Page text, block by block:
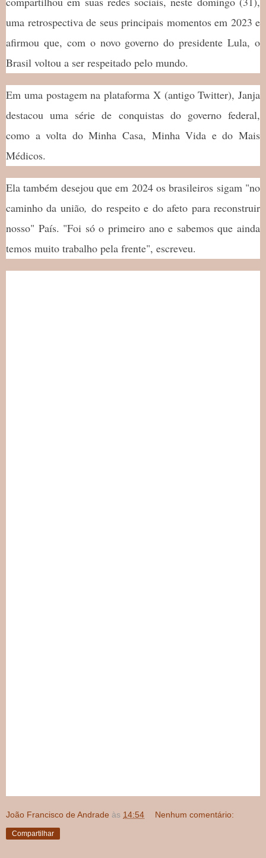
uma retrospectiva de seus principais momentos em 2023 e
afirmou que, com o novo governo do presidente Lula, o
Brasil voltou a ser respeitado pelo mundo.
Em uma postagem na plataforma X (antigo Twitter), Janja
destacou uma série de conquistas do governo federal,
como a volta do Minha Casa, Minha Vida e do Mais
Médicos.
Ela também desejou que em 2024 os brasileiros sigam "no
caminho da união,do respeito e do afeto para reconstruir
nosso" País. "Foi só o primeiro ano e sabemos que ainda
temos muito trabalho pela frente", escreveu.
João Francisco de Andrade às 14:54 Nenhum comentário:
Compartilhar